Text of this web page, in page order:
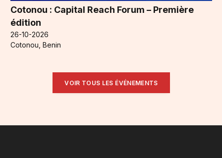
Cotonou : Capital Reach Forum – Première
édition
26-10-2026
Cotonou, Benin
VOIR TOUS LES ÉVÉNEMENTS